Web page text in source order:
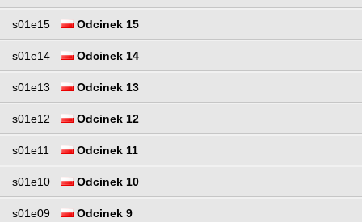
s01e15 Odcinek 15
s01e14 Odcinek 14
s01e13 Odcinek 13
s01e12 Odcinek 12
s01e11 Odcinek 11
s01e10 Odcinek 10
s01e09 Odcinek 9